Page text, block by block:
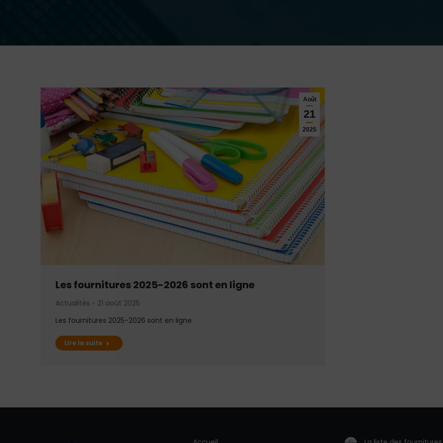
Août
21
2025
Les fournitures 2025-2026 sont en ligne
Actualités
21 août 2025
Les fournitures 2025-2026 sont en ligne
Lire la suite